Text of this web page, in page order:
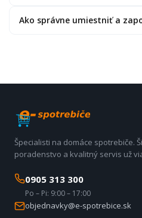
Ako správne umiestniť a
Špecialisti na domáce spotrebiče.
poradenstvo a kvalitný servis už
0905 313 300
Po – Pi: 9:00 – 17:00
objednavky@e-spotrebice.sk